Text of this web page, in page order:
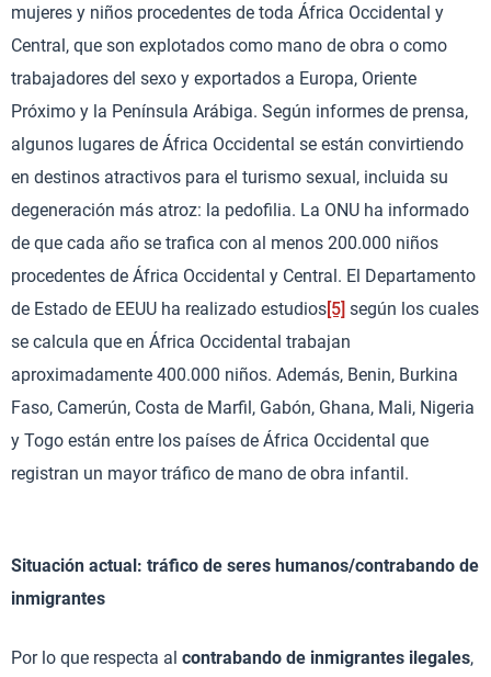
mujeres y niños procedentes de toda África Occidental y
Central, que son explotados como mano de obra o como
trabajadores del sexo y exportados a Europa, Oriente
Próximo y la Península Arábiga. Según informes de prensa,
algunos lugares de África Occidental se están convirtiendo
en destinos atractivos para el turismo sexual, incluida su
degeneración más atroz: la pedofilia. La ONU ha informado
de que cada año se trafica con al menos 200.000 niños
procedentes de África Occidental y Central. El Departamento
de Estado de EEUU ha realizado estudios[5] según los cuales
se calcula que en África Occidental trabajan
aproximadamente 400.000 niños. Además, Benin, Burkina
Faso, Camerún, Costa de Marfil, Gabón, Ghana, Mali, Nigeria
y Togo están entre los países de África Occidental que
registran un mayor tráfico de mano de obra infantil.
Situación actual: tráfico de seres humanos/contrabando de
inmigrantes
Por lo que respecta al contrabando de inmigrantes ilegales,